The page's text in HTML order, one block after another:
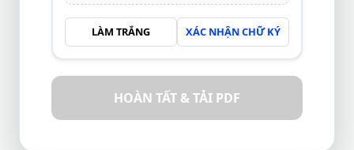
LÀM TRẮNG XÁC NHẬN CHỮ KÝ
HOÀN TẤT & TẢI PDF